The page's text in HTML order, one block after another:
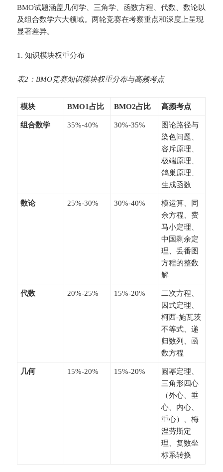
BMO试题涵盖几何学、三角学、函数方程、代数、数论以
及组合数学六大领域。两轮竞赛在考察重点和深度上呈现
显著差异。
1. 知识模块权重分布
表2：BMO竞赛知识模块权重分布与高频考点
​模块​ ​BMO1占比​ ​BMO2占比​ ​高频考点​
​组合数学​ 35%-40% 30%-35%
图论路径与
染色问题、
容斥原理、
极端原理、
鸽巢原理、
生成函数
​数论​ 25%-30% 30%-40%
模运算、同
余方程、费
马小定理、
中国剩余定
理、丢番图
方程的整数
解
​代数​ 20%-25% 15%-20%
二次方程、
因式定理、
柯西-施瓦茨
不等式、递
归数列、函
数方程
​几何​ 15%-20% 15%-20%
圆幂定理、
三角形四心
（外心、垂
心、内心、
重心）、梅
涅劳斯定
理、复数坐
标系转换